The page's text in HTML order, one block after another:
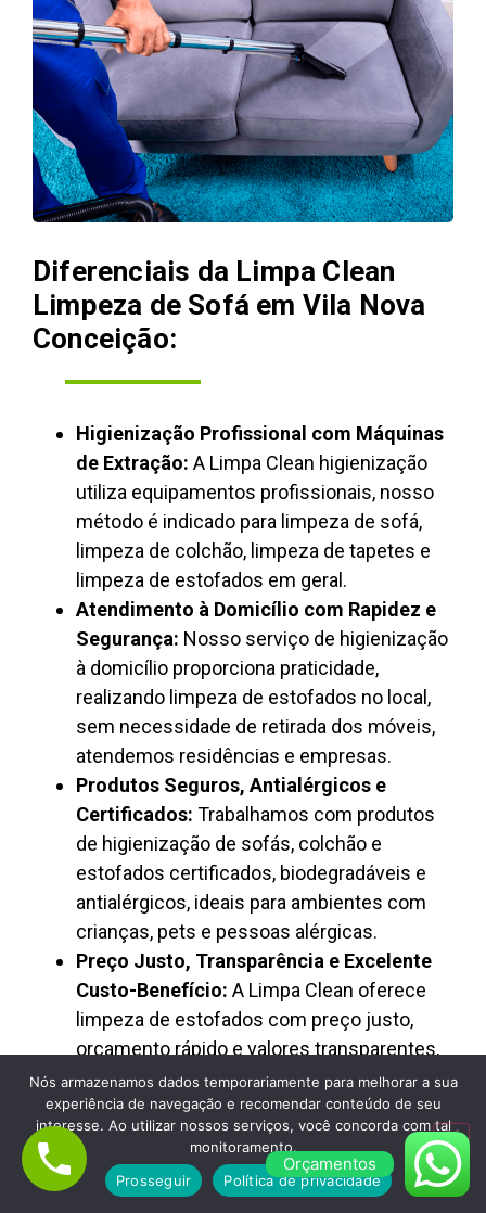
Diferenciais da Limpa Clean
Limpeza de Sofá em Vila Nova
Conceição:
Higienização Profissional com Máquinas
de Extração: A Limpa Clean higienização
utiliza equipamentos profissionais, nosso
método é indicado para limpeza de sofá,
limpeza de colchão, limpeza de tapetes e
limpeza de estofados em geral.
Atendimento à Domicílio com Rapidez e
Segurança: Nosso serviço de higienização
à domicílio proporciona praticidade,
realizando limpeza de estofados no local,
sem necessidade de retirada dos móveis,
atendemos residências e empresas.
Produtos Seguros, Antialérgicos e
Certificados: Trabalhamos com produtos
de higienização de sofás, colchão e
estofados certificados, biodegradáveis e
antialérgicos, ideais para ambientes com
crianças, pets e pessoas alérgicas.
Preço Justo, Transparência e Excelente
Custo-Benefício: A Limpa Clean oferece
limpeza de estofados com preço justo,
orçamento rápido e valores transparentes,
sendo reconhecida como empresa
confiável de higienização profissional.
Orçamentos
Nós armazenamos dados temporariamente para melhorar a sua
experiência de navegação e recomendar conteúdo de seu
interesse. Ao utilizar nossos serviços, você concorda com tal
monitoramento.
Prosseguir
Política de privacidade